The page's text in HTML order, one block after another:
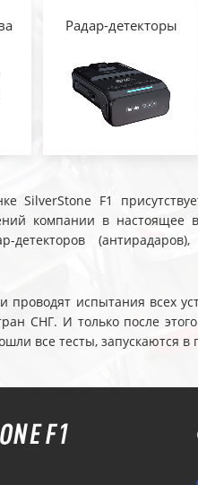
Радар-детекторы
SilverStone F1
компании в настоящее
детекторов
испытания всех
СНГ. И только после
все тесты, запускаются в